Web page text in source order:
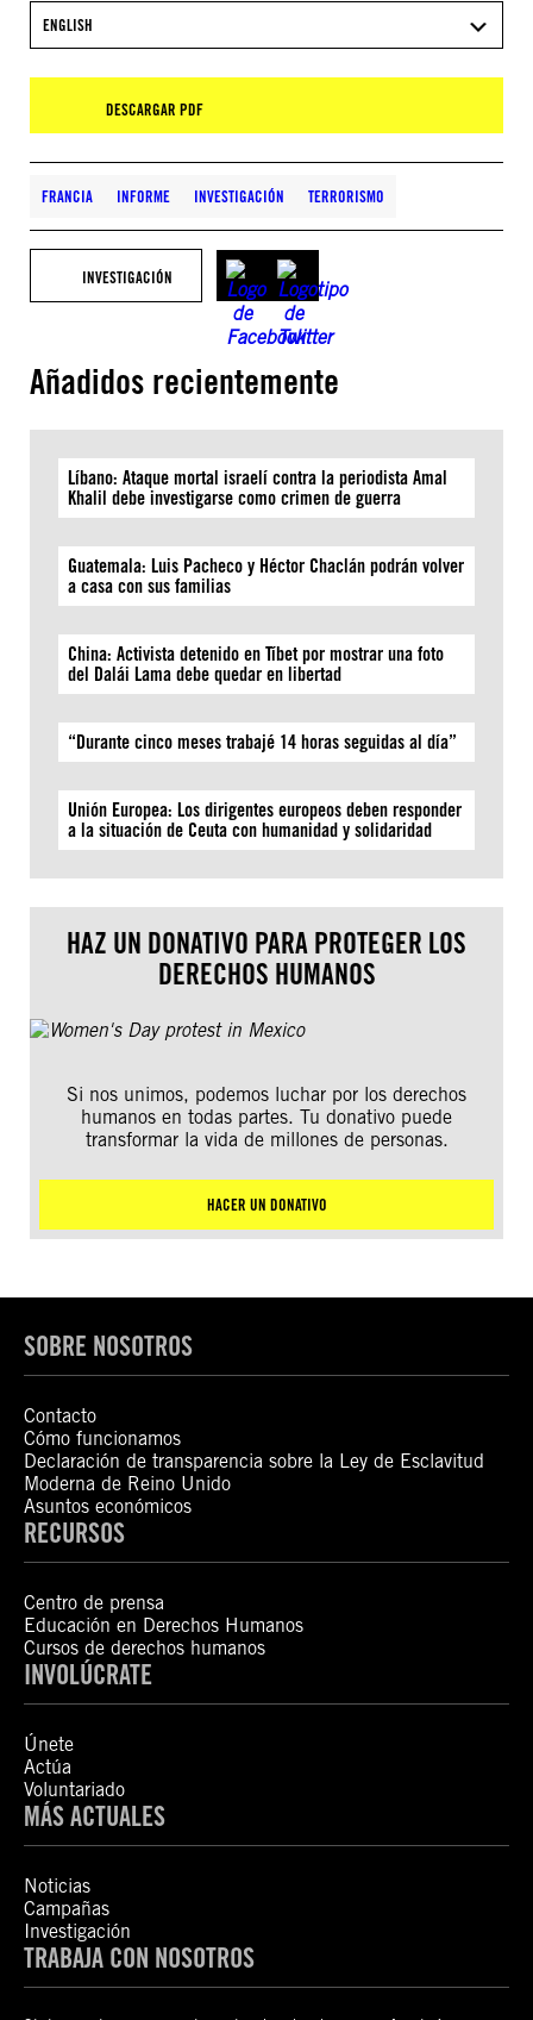
ENGLISH
DESCARGAR PDF
FRANCIA INFORME INVESTIGACIÓN TERRORISMO
INVESTIGACIÓN
Añadidos recientemente
Líbano: Ataque mortal israelí contra la periodista Amal
Khalil debe investigarse como crimen de guerra
Guatemala: Luis Pacheco y Héctor Chaclán podrán volver
a casa con sus familias
China: Activista detenido en Tíbet por mostrar una foto
del Dalái Lama debe quedar en libertad
“Durante cinco meses trabajé 14 horas seguidas al día”
Unión Europea: Los dirigentes europeos deben responder
a la situación de Ceuta con humanidad y solidaridad
HAZ UN DONATIVO PARA PROTEGER LOS
DERECHOS HUMANOS
Si nos unimos, podemos luchar por los derechos
humanos en todas partes. Tu donativo puede
transformar la vida de millones de personas.
HACER UN DONATIVO
SOBRE NOSOTROS
Contacto
Cómo funcionamos
Declaración de transparencia sobre la Ley de Esclavitud
Moderna de Reino Unido
Asuntos económicos
RECURSOS
Centro de prensa
Educación en Derechos Humanos
Cursos de derechos humanos
INVOLÚCRATE
Únete
Actúa
Voluntariado
MÁS ACTUALES
Noticias
Campañas
Investigación
TRABAJA CON NOSOTROS